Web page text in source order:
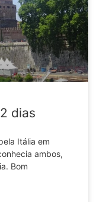
dias
Itália em
ambos,
Bom